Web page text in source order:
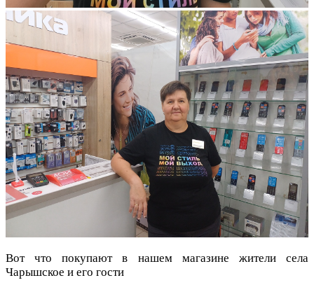
Вот что покупают в нашем магазине жители села
Чарышское и его гости